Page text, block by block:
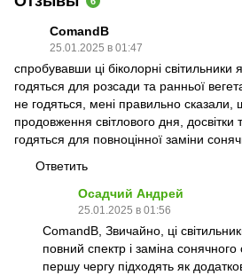
ComandB
25.01.2025 в 01:47
спробувавши ці біколорні світильники
годяться для розсади та ранньої
не годяться, мені правильно сказали,
продовження світлового дня,
годяться для повноцінної заміни
Ответить
Осадчий Андрей
25.01.2025 в 01:56
ComandB, Звичайно, ці
повний спектр і заміна сонячного
першу чергу підходять як